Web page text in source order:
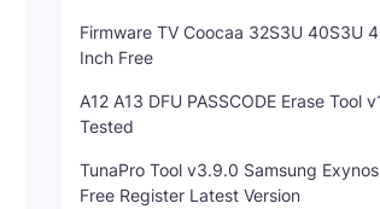
Firmware TV Coocaa 32S3U 40S3U
Inch Free
A12 A13 DFU PASSCODE Erase Tool
Tested
TunaPro Tool v3.9.0 Samsung Exynos
Free Register Latest Version